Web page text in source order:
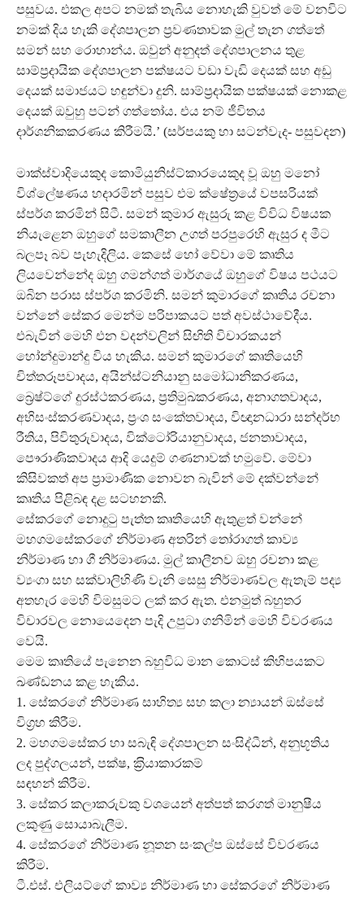
පසුවය. එකල අපට නමක් තැබිය නොහැකි වුවත් මේ වනවිට
නමක් දිය හැකි දේශපාලන ප‍්‍රවණතාවක මුල් තැන ගත්තේ
සමන් සහ රොහාන්ය. ඔවුන් අනුදත් දේශපාලනය තුළ
සාම්ප‍්‍රදායික දේශපාලන පක්ෂයට වඩා වැඩි දෙයක් සහ අඩු
දෙයක් සමාජයට හඳුන්වා දුනි. සාම්ප‍්‍රදායික පක්ෂයක් නොකළ
දෙයක් ඔවුහු පටන් ගත්තෝය. එය නම් ජීවිතය
දාර්ශනිකකරණය කිරීමයි.’ (සර්පයකු හා සටන්වැද- පසුවදන)
මාක්ස්වාදියෙකුද කොමියුනිස්ට්කාරයෙකුද වූ ඔහු මනෝ
විශ්ලේෂණය හදාරමින් පසුව එම ක්ෂේත‍්‍රයේ වපසරියක්
ස්පර්ශ කරමින් සිටී. සමන් කුමාර ඇසුරු කළ විවිධ විෂයක
නියැළෙන ඔහුගේ සමකාලීන උගත් පරපුරෙහි ඇසුර ද මීට
බලපෑ බව පැහැදිලිය. කෙසේ හෝ වේවා මේ කෘතිය
ලියවෙන්නේද ඔහු ගමන්ගත් මාර්ගයේ ඔහුගේ විෂය පථයට
ඔබින පරාස ස්පර්ශ කරමිනි. සමන් කුමාරගේ කෘතිය රචනා
වන්නේ සේකර මෙන්ම පරිපාකයට පත් අවස්ථාවේදීය.
එබැවින් මෙහි එන වදන්වලින් සිඟිති විචාරකයන්
හෝන්දුමාන්දු විය හැකිය. සමන් කුමාරගේ කෘතියෙහි
චිත්තරූපවාදය, අයින්ස්ටනියානු සමෝධානිකරණය,
බ්‍රෙෂ්ට්ගේ දුරස්ථකරණය, ප‍්‍රතිමුඛකරණය, අනාගතවාදය,
අභිසංස්කරණවාදය, ප‍්‍රංශ සංකේතවාදය, විඥානධාරා සන්දර්භ
රීතිය, පිවිතුරුවාදය, වික්ටෝරියානුවාදය, ජනතාවාදය,
පෞරාණිකවාදය ආදි යෙදුම් ගණනාවක් හමුවේ. මේවා
කිසිවකත් අප ප‍්‍රාමාණික නොවන බැවින් මේ දක්වන්නේ
කෘතිය පිළිබඳ දළ සටහනකි.
සේකරගේ නොදුටු පැත්ත කෘතියෙහි ඇතුළත් වන්නේ
මහගමසේකරගේ නිර්මාණ අතරින් තෝරාගත් කාව්‍ය
නිර්මාණ හා ගී නිර්මාණය. මුල් කාලීනව ඔහු රචනා කළ
ව්‍යංගා සහ සක්වාලිහිණි වැනි සෙසු නිර්මාණවල ඇතැම් පද්‍ය
අතහැර මෙහි විමසුමට ලක් කර ඇත. එනමුත් බහුතර
විචාරවල නොයෙදෙන පැදි උපුටා ගනිමින් මෙහි විවරණය
වෙයි.
මෙම කෘතියේ පැනෙන බහුවිධ මාන කොටස් කිහිපයකට
ඛණ්ඩනය කළ හැකිය.
1. සේකරගේ නිර්මාණ සාහිත්‍ය සහ කලා න්‍යායන් ඔස්සේ
විග‍්‍රහ කිරීම.
2. මහගමසේකර හා සබැඳි දේශපාලන සංසිද්ධීන්, අනුභූතිය
ලද පුද්ගලයන්, පක්ෂ, ක‍්‍රියාකාරකම්
සඳහන් කිරීම.
3. සේකර කලාකරුවකු වශයෙන් අත්පත් කරගත් මානුෂීය
ලකුණු සොයාබැලීම.
4. සේකරගේ නිර්මාණ නූතන සංකල්ප ඔස්සේ විවරණය
කිරීම.
ටී.එස්. එලියට්ගේ කාව්‍ය නිර්මාණ හා සේකරගේ නිර්මාණ